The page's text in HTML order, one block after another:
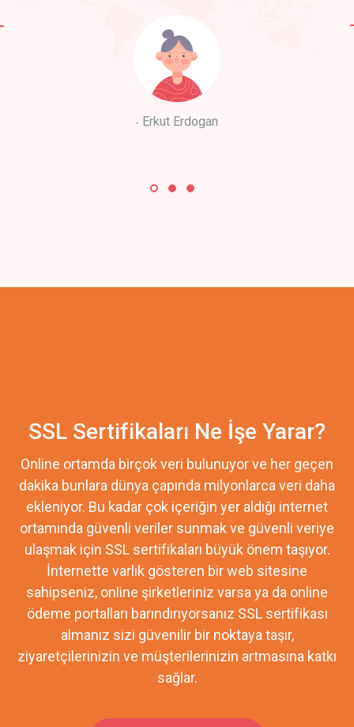
Erkut Erdogan
SSL Sertifikaları Ne İşe Yarar?
Online ortamda birçok veri bulunuyor ve her geçen
dakika bunlara dünya çapında milyonlarca veri daha
ekleniyor. Bu kadar çok içeriğin yer aldığı internet
ortamında güvenli veriler sunmak ve güvenli veriye
ulaşmak için SSL sertifikaları büyük önem taşıyor.
İnternette varlık gösteren bir web sitesine
sahipseniz, online şirketleriniz varsa ya da online
ödeme portalları barındırıyorsanız SSL sertifikası
almanız sizi güvenilir bir noktaya taşır,
ziyaretçilerinizin ve müşterilerinizin artmasına katkı
sağlar.